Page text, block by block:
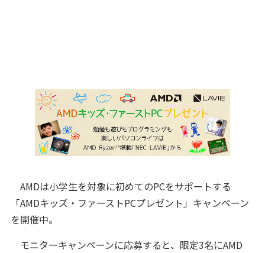
AMDは小学生を対象に初めてのPCをサポートする
「AMDキッズ・ファーストPCプレゼント」キャンペーン
を開催中。
モニターキャンペーンに応募すると、限定3名にAMD